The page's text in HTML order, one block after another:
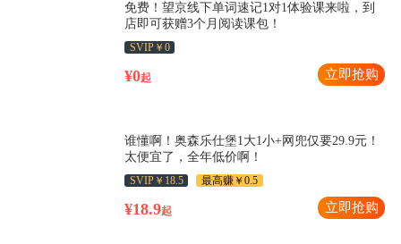
免费！望京线下单词速记1对1体验课来啦，到
店即可获赠3个月阅读课包！
SVIP￥0
¥0起 立即抢购
谁懂啊！奥森乐仕堡1大1小+网兜仅要29.9元！
太便宜了，全年低价啊！
SVIP￥18.5 最高赚￥0.5
¥18.9起 立即抢购